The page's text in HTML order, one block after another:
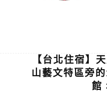
【台北住宿】
山藝文特區旁
館